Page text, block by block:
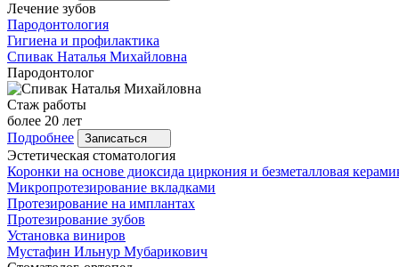
Лечение зубов
Пародонтология
Гигиена и профилактика
Спивак Наталья Михайловна
Пародонтолог
Стаж работы
более 20 лет
Подробнее
Записаться
Эстетическая стоматология
Коронки на основе диоксида циркония и безметалловая
Микропротезирование вкладками
Протезирование на имплантах
Протезирование зубов
Установка виниров
Мустафин Ильнур Мубарикович